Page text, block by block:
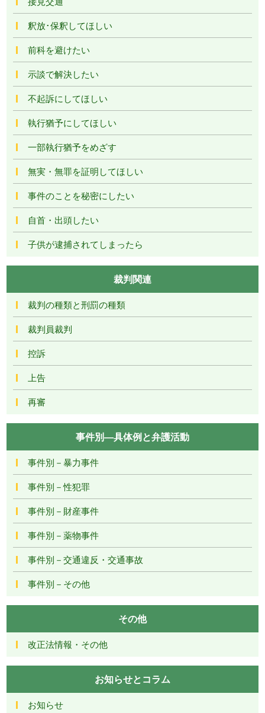
釈放･保釈してほしい
前科を避けたい
示談で解決したい
不起訴にしてほしい
執行猶予にしてほしい
一部執行猶予をめざす
無実・無罪を証明してほしい
事件のことを秘密にしたい
自首・出頭したい
子供が逮捕されてしまったら
裁判関連
裁判の種類と刑罰の種類
裁判員裁判
控訴
上告
再審
事件別―具体例と弁護活動
事件別－暴力事件
事件別－性犯罪
事件別－財産事件
事件別－薬物事件
事件別－交通違反・交通事故
事件別－その他
その他
改正法情報・その他
お知らせとコラム
お知らせ